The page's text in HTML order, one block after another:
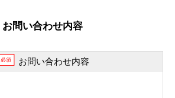
お問い合わせ内容
必須 お問い合わせ内容